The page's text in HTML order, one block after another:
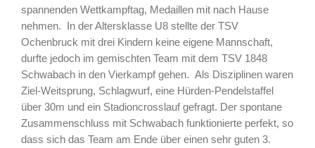
spannenden Wettkampftag, Medaillen mit nach Hause
nehmen. In der Altersklasse U8 stellte der TSV
Ochenbruck mit drei Kindern keine eigene Mannschaft,
durfte jedoch im gemischten Team mit dem TSV 1848
Schwabach in den Vierkampf gehen. Als Disziplinen waren
Ziel-Weitsprung, Schlagwurf, eine Hürden-Pendelstaffel
über 30m und ein Stadioncrosslauf gefragt. Der spontane
Zusammenschluss mit Schwabach funktionierte perfekt, so
dass sich das Team am Ende über einen sehr guten 3.